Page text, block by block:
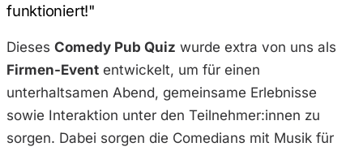
funktioniert!"
Dieses Comedy Pub Quiz wurde extra von uns als
Firmen-Event entwickelt, um für einen
unterhaltsamen Abend, gemeinsame Erlebnisse
sowie Interaktion unter den Teilnehmer:innen zu
sorgen. Dabei sorgen die Comedians mit Musik für